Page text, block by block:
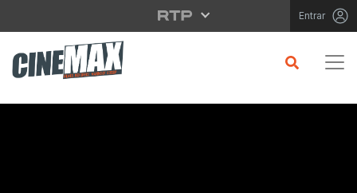
Saltar para o conteúdo principal Entrar
Filme em Cartaz